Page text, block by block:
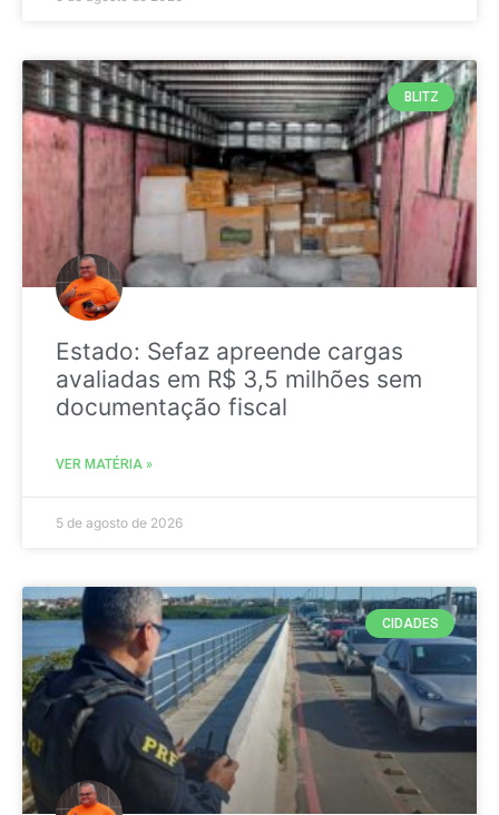
BLITZ
Estado: Sefaz apreende cargas
avaliadas em R$ 3,5 milhões sem
documentação fiscal
VER MATÉRIA »
5 de agosto de 2026
CIDADES